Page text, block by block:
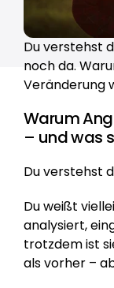
Du verstehst
noch da.
Veränderung
Warum
– und was
Du verstehst
Du weißt
analysiert,
trotzdem ist
als vorher –